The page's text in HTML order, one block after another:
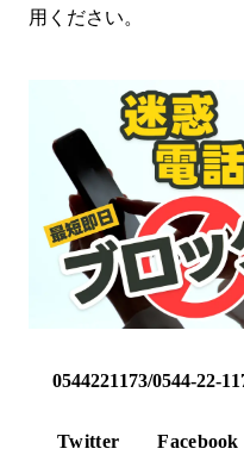
用ください。
0544221173/0544-22-
Twitter Facebook